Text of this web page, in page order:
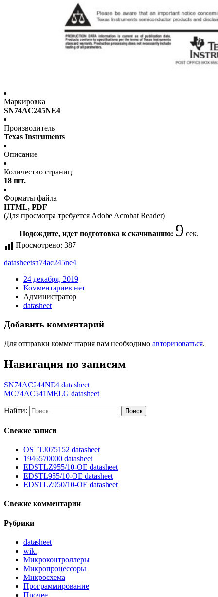
Маркировка
SN74AC245NE4
Производитель
Texas Instruments
Описание
Количество страниц
18 шт.
Форматы файла
HTML, PDF
(Для просмотра требуется Adobe Acrobat Reader)
Подождите, идет подготовка к скачиванию: 9 сек.
Просмотрено: 387
datasheetsn74ac245ne4
24 декабря, 2019
Комментариев нет
Администратор
datasheet
Добавить комментарий
Для отправки комментария вам необходимо авторизоваться.
Навигация по записям
SN74AC244NE4 datasheet
MC74AC541MELG datasheet
Найти:
Свежие записи
OSTTJ075152 datasheet
1946570000 datasheet
EDSTLZ955/10-OE datasheet
EDSTL955/10-OE datasheet
EDSTLZ950/10-OE datasheet
Свежие комментарии
Рубрики
datasheet
wiki
Микроконтроллеры
Микропроцессоры
Микросхема
Программирование
Прочее